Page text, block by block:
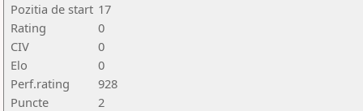
Pozitia de start 17
Rating
0
CIV
0
Elo
0
Perf.rating
928
Puncte
2